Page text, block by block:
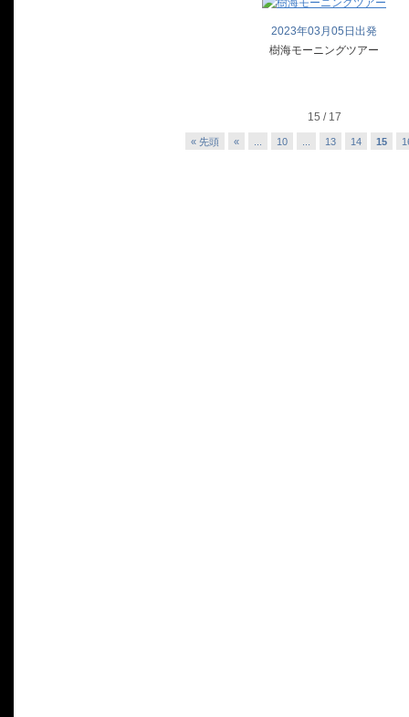
2023年03月05日出発
樹海モーニングツアー
15 / 17
« 先頭 « 10 13 14 15